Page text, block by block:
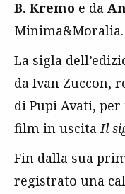
B. Kremo e da
Minima&Moralia.
La sigla
da Ivan Zuccon,
di Pupi Avati,
film in uscitaIl
Fin dalla sua
registrato una